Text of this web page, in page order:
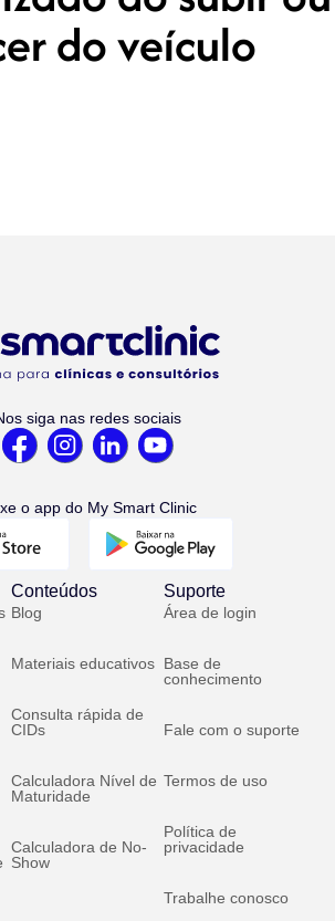
do veículo
siga nas redes sociais
o app do My Smart Clinic
Conteúdos
Blog
Materiais educativos
Consulta rápida de
CIDs
Calculadora Nível de
Maturidade
Calculadora de No-
Show
Suporte
Área de login
Base de
conhecimento
Fale com o suporte
Termos de uso
Política de
privacidade
Trabalhe conosco